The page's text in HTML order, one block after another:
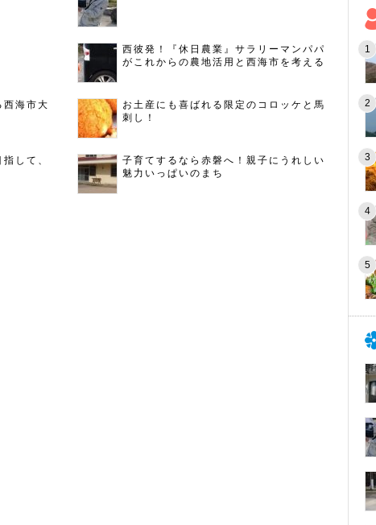
西彼発！『休日農業』サラリーマンパパ
がこれからの農地活用と西海市を考える
西海市大
お土産にも喜ばれる限定のコロッケと馬
刺し！
して、
子育てするなら赤磐へ！親子にうれしい
魅力いっぱいのまち